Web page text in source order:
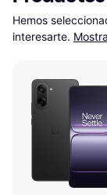
Hemos
interesarte.